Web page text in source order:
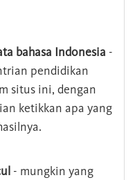
bahasa Indonesia -
pendidikan
situs ini, dengan
ketikkan apa yang
- mungkin yang